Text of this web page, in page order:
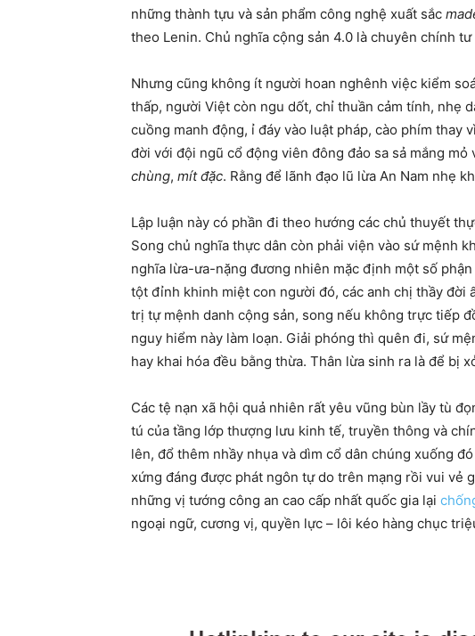
những thành tựu và sản phẩm công nghệ xuất sắc
theo Lenin. Chủ nghĩa cộng sản 4.0 là chuyên chính
Nhưng cũng không ít người hoan nghênh việc kiểm
thấp, người Việt còn ngu dốt, chỉ thuần cảm tính, nhẹ
cuồng manh động, ỉ đáy vào luật pháp, cào phím thay
đời với đội ngũ cổ động viên đông đảo sa sả mắng
chùng, mít đặc. Rằng để lãnh đạo lũ lừa An Nam nhẹ
Lập luận này có phần đi theo hướng các chủ thuyết
Song chủ nghĩa thực dân còn phải viện vào sứ mệnh
nghĩa lừa-ưa-nặng đương nhiên mặc định một số
tột đỉnh khinh miệt con người đó, các anh chị thầy đời
trị tự mệnh danh cộng sản, song nếu không trực tiếp
nguy hiểm này làm loạn. Giải phóng thì quên đi, sứ
hay khai hóa đều bằng thừa. Thân lừa sinh ra là để bị
Các tệ nạn xã hội quả nhiên rất yêu vũng bùn lầy tù
tú của tầng lớp thượng lưu kinh tế, truyền thông và
lên, đổ thêm nhầy nhụa và dìm cổ dân chúng xuống
xứng đáng được phát ngôn tự do trên mạng rồi vui vẻ
những vị tướng công an cao cấp nhất quốc gia lại
ngoại ngữ, cương vị, quyền lực – lôi kéo hàng chục